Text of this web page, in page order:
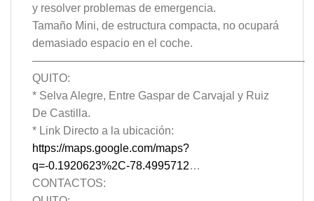
y resolver problemas de emergencia.
Tamaño Mini, de estructura compacta, no ocupará
demasiado espacio en el coche.
————————————————————————-
QUITO:
* Selva Alegre, Entre Gaspar de Carvajal y Ruiz
De Castilla.
* Link Directo a la ubicación:
https://maps.google.com/maps?
q=-0.1920623%2C-78.4995712…
CONTACTOS: